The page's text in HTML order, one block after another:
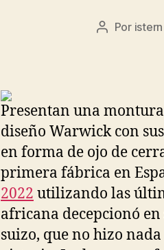
Autor
Por istern
Presentan una
diseño Warwick con
en forma de ojo de
primera fábrica en
2022 utilizando las
africana decepcionó
suizo, que no hizo